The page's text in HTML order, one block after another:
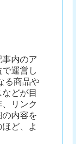
事内のア
運営し
る商品や
どが目
リンク
内容を
ど、よ